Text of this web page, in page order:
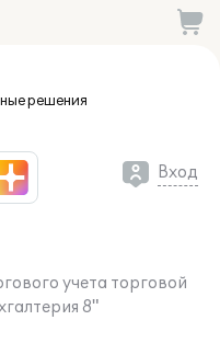
решения
Вход
учета торговой
8"